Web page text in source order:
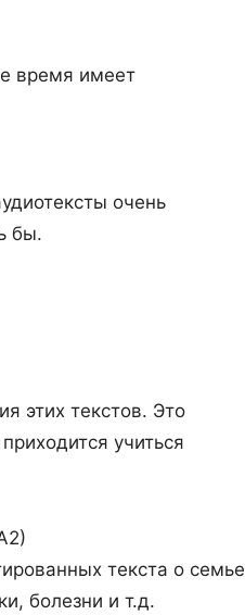
время имеет
очень
бы.
этих текстов. Это
учиться
текста о семье
болезни и т.д.